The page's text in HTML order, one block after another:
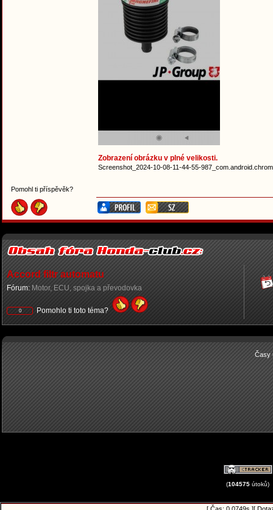
Zobrazení obrázku v plné velikosti.
Screenshot_2024-10-08-11-44-55-
Pomohl ti příspěvěk?
Accord filtr automatu
Fórum: Motor, ECU, spojka a převodovka
0 Pomohlo ti toto téma?
Časy
(104575 útoků)